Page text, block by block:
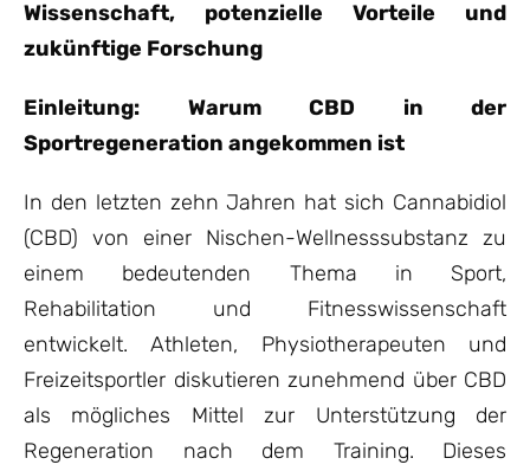
Wissenschaft, potenzielle Vorteile und
zukünftige Forschung
Einleitung: Warum CBD in der
Sportregeneration angekommen ist
In den letzten zehn Jahren hat sich Cannabidiol
(CBD) von einer Nischen-Wellnesssubstanz zu
einem bedeutenden Thema in Sport,
Rehabilitation und Fitnesswissenschaft
entwickelt. Athleten, Physiotherapeuten und
Freizeitsportler diskutieren zunehmend über CBD
als mögliches Mittel zur Unterstützung der
Regeneration nach dem Training. Dieses